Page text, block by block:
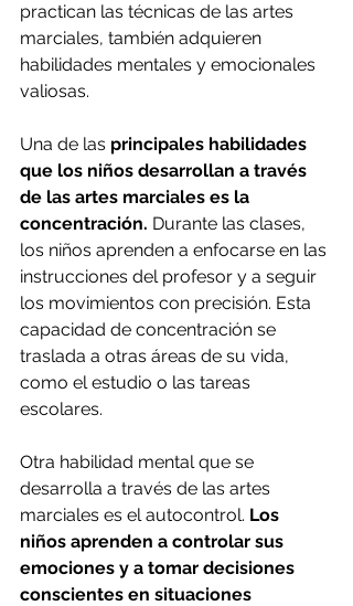
practican las técnicas de las artes
marciales, también adquieren
habilidades mentales y emocionales
valiosas.
Una de las principales habilidades
que los niños desarrollan a través
de las artes marciales es la
concentración. Durante las clases,
los niños aprenden a enfocarse en las
instrucciones del profesor y a seguir
los movimientos con precisión. Esta
capacidad de concentración se
traslada a otras áreas de su vida,
como el estudio o las tareas
escolares.
Otra habilidad mental que se
desarrolla a través de las artes
marciales es el autocontrol. Los
niños aprenden a controlar sus
emociones y a tomar decisiones
conscientes en situaciones